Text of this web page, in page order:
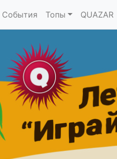
События Топы QUAZAR